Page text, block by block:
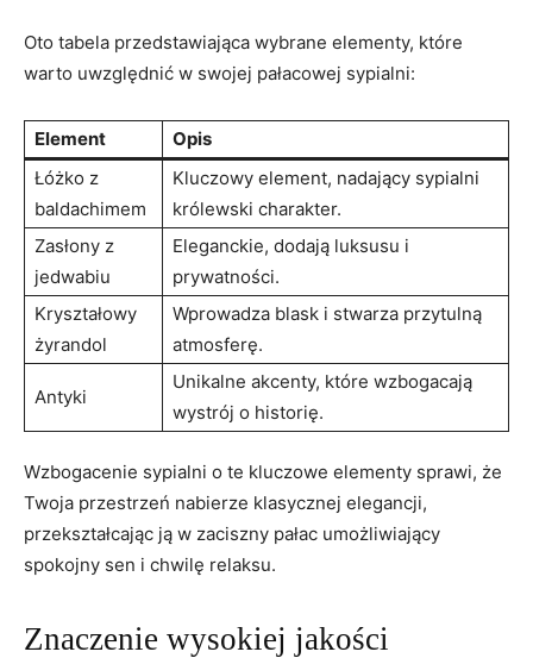
Oto tabela przedstawiająca wybrane elementy, które
warto uwzględnić w swojej pałacowej sypialni:
Element
Opis
Łóżko z
baldachimem
Kluczowy element, nadający sypialni
królewski charakter.
Zasłony z
jedwabiu
Eleganckie, dodają luksusu i
prywatności.
Kryształowy
żyrandol
Wprowadza blask i stwarza przytulną
atmosferę.
Antyki
Unikalne akcenty, które wzbogacają
wystrój o historię.
Wzbogacenie sypialni o te kluczowe elementy sprawi, że
Twoja przestrzeń nabierze klasycznej elegancji,
przekształcając ją w zaciszny pałac umożliwiający
spokojny sen i chwilę relaksu.
Znaczenie wysokiej jakości